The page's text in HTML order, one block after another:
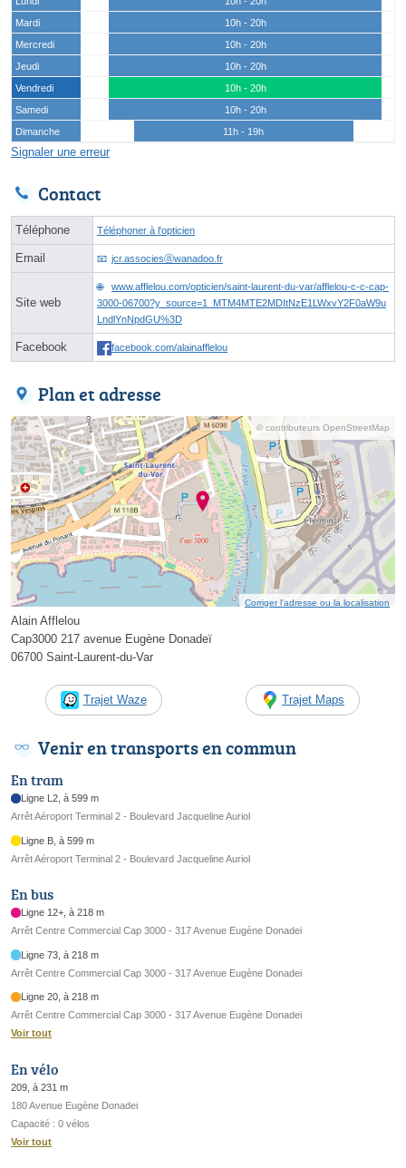
Mardi
10h - 20h
Mercredi
10h - 20h
Jeudi
10h - 20h
Vendredi
10h - 20h
Samedi
10h - 20h
Dimanche
11h - 19h
Signaler une erreur
Contact
Téléphone Téléphoner à l'opticien
Email jcr.associesⓐwanadoo.fr
Site web
www.afflelou.com/opticien/saint-laurent-du-var/afflelou-c-c-cap-
3000-06700?y_source=1_MTM4MTE2MDItNzE1LWxvY2F0aW9u
LndlYnNpdGU%3D
Facebook facebook.com/alainafflelou
Plan et adresse
© contributeurs OpenStreetMap
Corriger l’adresse ou la localisation
Alain Afflelou
Cap3000 217 avenue Eugène Donadeï
06700 Saint-Laurent-du-Var
Trajet Waze Trajet Maps
Venir en transports en commun
En tram
Ligne L2, à 599 m
Arrêt Aéroport Terminal 2 - Boulevard Jacqueline Auriol
Ligne B, à 599 m
Arrêt Aéroport Terminal 2 - Boulevard Jacqueline Auriol
En bus
Ligne 12+, à 218 m
Arrêt Centre Commercial Cap 3000 - 317 Avenue Eugène Donadei
Ligne 73, à 218 m
Arrêt Centre Commercial Cap 3000 - 317 Avenue Eugène Donadei
Ligne 20, à 218 m
Arrêt Centre Commercial Cap 3000 - 317 Avenue Eugène Donadei
Voir tout
En vélo
209, à 231 m
180 Avenue Eugène Donadei
Capacité : 0 vélos
Voir tout